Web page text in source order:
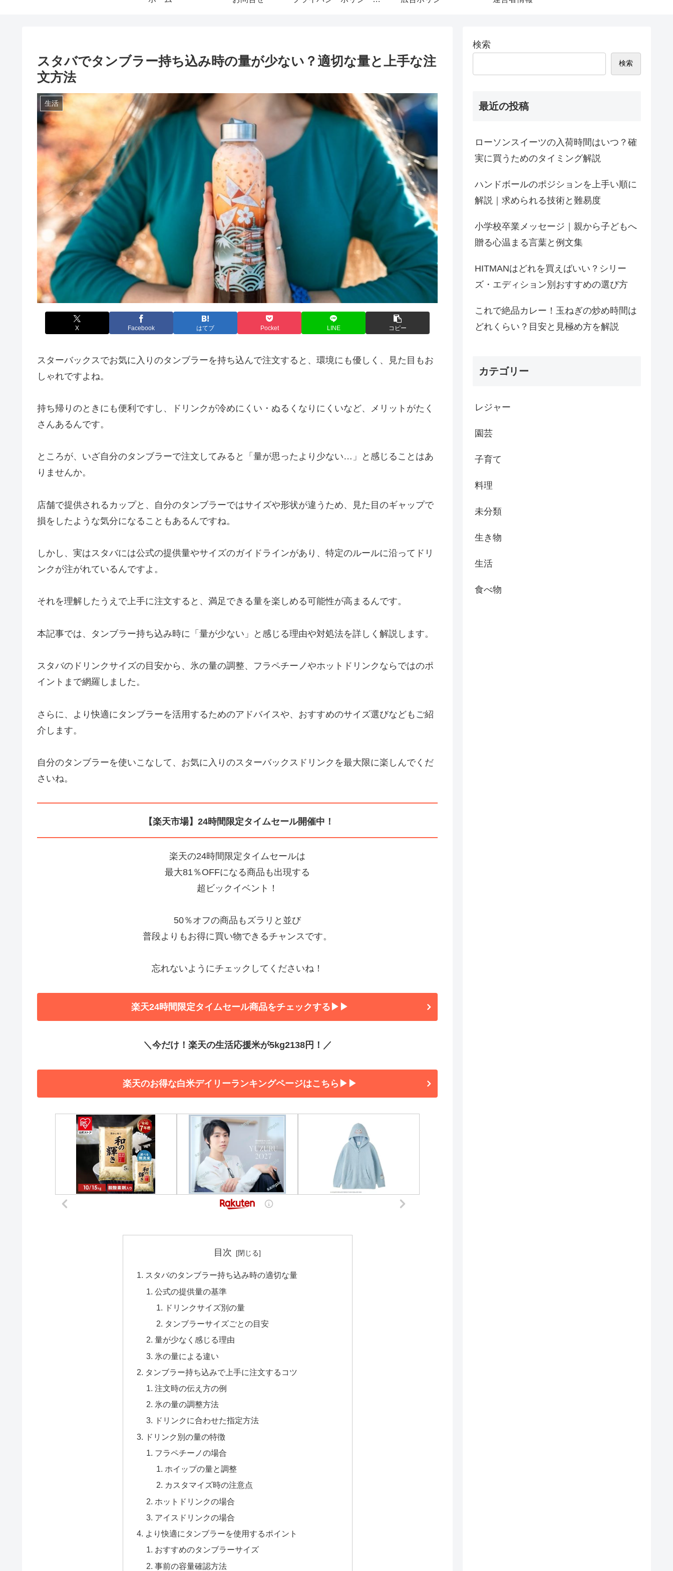
スタバでタンブラー持ち込み時の量が少ない？適切な量と上手な注
文方法
生活
X Facebook はてブ Pocket LINE コピー
スターバックスでお気に入りのタンブラーを持ち込んで注文すると、環境にも優しく、見た目もお
しゃれですよね。
持ち帰りのときにも便利ですし、ドリンクが冷めにくい・ぬるくなりにくいなど、メリットがたく
さんあるんです。
ところが、いざ自分のタンブラーで注文してみると「量が思ったより少ない…」と感じることはあ
りませんか。
店舗で提供されるカップと、自分のタンブラーではサイズや形状が違うため、見た目のギャップで
損をしたような気分になることもあるんですね。
しかし、実はスタバには公式の提供量やサイズのガイドラインがあり、特定のルールに沿ってドリ
ンクが注がれているんですよ。
それを理解したうえで上手に注文すると、満足できる量を楽しめる可能性が高まるんです。
本記事では、タンブラー持ち込み時に「量が少ない」と感じる理由や対処法を詳しく解説します。
スタバのドリンクサイズの目安から、氷の量の調整、フラペチーノやホットドリンクならではのポ
イントまで網羅しました。
さらに、より快適にタンブラーを活用するためのアドバイスや、おすすめのサイズ選びなどもご紹
介します。
自分のタンブラーを使いこなして、お気に入りのスターバックスドリンクを最大限に楽しんでくだ
さいね。
【楽天市場】24時間限定タイムセール開催中！
楽天の24時間限定タイムセールは
最大81％OFFになる商品も出現する
超ビックイベント！
50％オフの商品もズラリと並び
普段よりもお得に買い物できるチャンスです。
忘れないようにチェックしてくださいね！
楽天24時間限定タイムセール商品をチェックする▶▶
＼今だけ！楽天の生活応援米が5kg2138円！／
楽天のお得な白米デイリーランキングページはこちら▶▶
目次
スタバのタンブラー持ち込み時の適切な量
公式の提供量の基準
ドリンクサイズ別の量
タンブラーサイズごとの目安
量が少なく感じる理由
氷の量による違い
タンブラー持ち込みで上手に注文するコツ
注文時の伝え方の例
氷の量の調整方法
ドリンクに合わせた指定方法
ドリンク別の量の特徴
フラペチーノの場合
ホイップの量と調整
カスタマイズ時の注意点
ホットドリンクの場合
アイスドリンクの場合
より快適にタンブラーを使用するポイント
おすすめのタンブラーサイズ
事前の容量確認方法
検索
検索
最近の投稿
ローソンスイーツの入荷時間はいつ？確
実に買うためのタイミング解説
ハンドボールのポジションを上手い順に
解説｜求められる技術と難易度
小学校卒業メッセージ｜親から子どもへ
贈る心温まる言葉と例文集
HITMANはどれを買えばいい？シリー
ズ・エディション別おすすめの選び方
これで絶品カレー！玉ねぎの炒め時間は
どれくらい？目安と見極め方を解説
カテゴリー
レジャー
園芸
子育て
料理
未分類
生き物
生活
食べ物